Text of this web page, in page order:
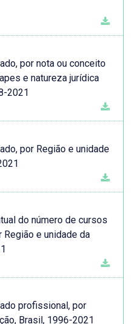
por nota ou conceito
e natureza jurídica
2021
por Região e unidade
do número de cursos
e unidade da
profissional, por
Brasil, 1996-2021